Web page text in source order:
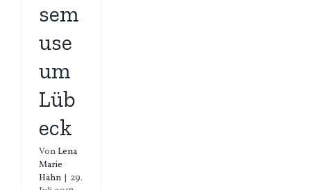
sem
use
um
Lüb
eck
VonLena
Marie
Hahn | 29.